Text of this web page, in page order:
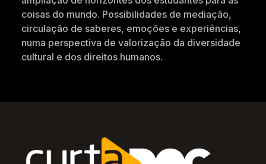
coisas do mundo. Possibilidades de mediação,
circulação de saberes, emoções e experiências,
numa perspectiva de valorização da diversidade
cultural e dos direitos humanos.